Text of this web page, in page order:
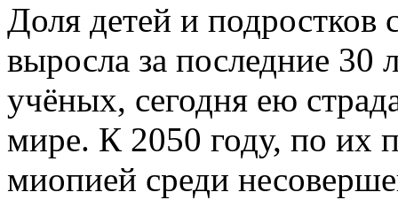
Доля детей и подростков
выросла за последние 30
учёных, сегодня ею
мире. К 2050 году, по их
миопией среди